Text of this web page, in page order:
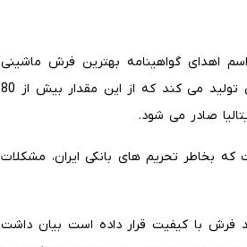
اهدای گواهینامه بهترین فرش ماشینی
اعلام کرد این شرکت در سال بیش از 10 هزار مترمربع فرش ماشینی تولید می کند که از این مقدار بیش از 80
صادر می شود.
بخاطر تحریم های بانکی ایران، مشکلات
فرش با کیفیت قرار داده است بیان داشت